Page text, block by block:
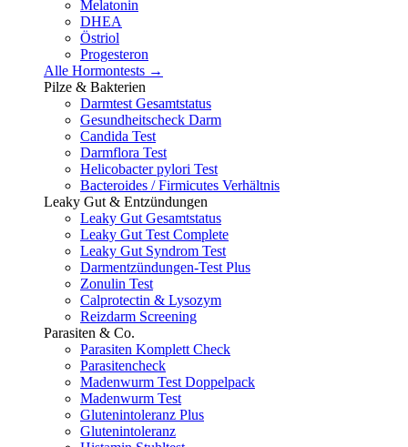
Melatonin
DHEA
Östriol
Progesteron
Alle Hormontests →
Pilze & Bakterien
Darmtest Gesamtstatus
Gesundheitscheck Darm
Candida Test
Darmflora Test
Helicobacter pylori Test
Bacteroides / Firmicutes Verhältnis
Leaky Gut & Entzündungen
Leaky Gut Gesamtstatus
Leaky Gut Test Complete
Leaky Gut Syndrom Test
Darmentzündungen-Test Plus
Zonulin Test
Calprotectin & Lysozym
Reizdarm Screening
Parasiten & Co.
Parasiten Komplett Check
Parasitencheck
Madenwurm Test Doppelpack
Madenwurm Test
Glutenintoleranz Plus
Glutenintoleranz